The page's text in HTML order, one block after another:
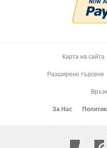
Карта на сайта
Разширено търсене
За Нас